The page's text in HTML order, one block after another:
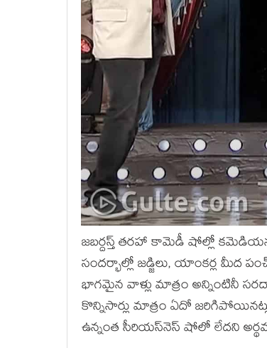
జ‌బ‌ర్ద‌స్త్ త‌ర‌హా కామెడీ షోల్లో
సంద‌ర్భాల్లో జ‌డ్జిలు, యాంక‌ర్ల మీద
భాగ‌మైన వాళ్లు మాత్రం అన్నింటినీ
కొన్నిసార్లు మాత్రం ఏదో
ఉన్నంత సీరియ‌స్‌నెస్ షోలో లేద‌ని